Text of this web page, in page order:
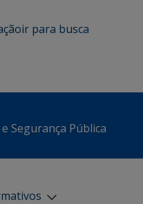
ir para busca
Segurança Pública